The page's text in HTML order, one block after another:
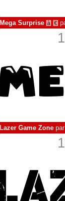
Mega Surprise à €
Lazer Game Zone par